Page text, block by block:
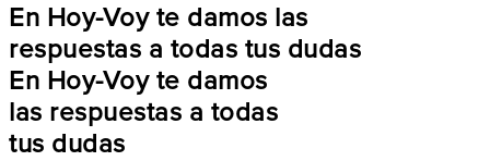
En Hoy-Voy te damos las
respuestas a todas tus dudas
En Hoy-Voy te damos
las respuestas a todas
tus dudas